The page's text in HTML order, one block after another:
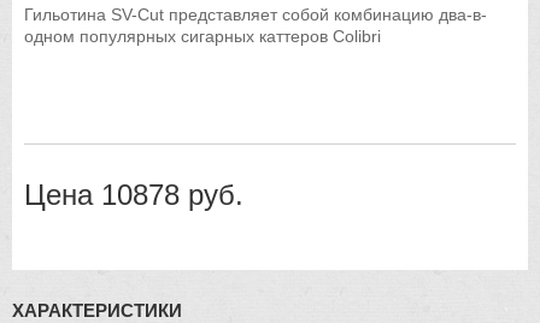
Гильотина SV-Cut представляет собой комбинацию два-в-
одном популярных сигарных каттеров Colibri
Цена 10878 руб.
ХАРАКТЕРИСТИКИ